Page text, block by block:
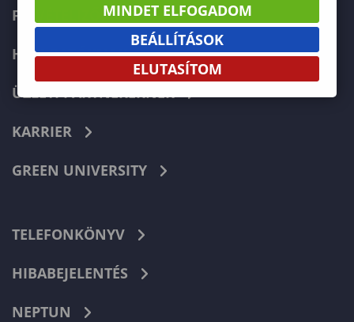
FELVÉTELIZŐKNEK
HALLGATÓKNAK
ÜZLETI PARTNEREKNEK
KARRIER
GREEN UNIVERSITY
TELEFONKÖNYV
HIBABEJELENTÉS
NEPTUN
MINDET ELFOGADOM
BEÁLLÍTÁSOK
ELUTASÍTOM